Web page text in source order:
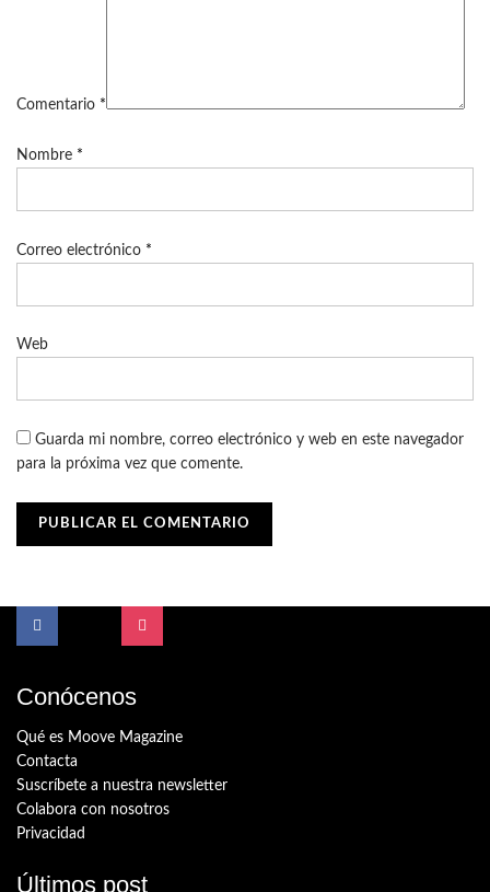
Comentario *
Nombre *
Correo electrónico *
Web
Guarda mi nombre, correo electrónico y web en este navegador
para la próxima vez que comente.
Conócenos
Qué es Moove Magazine
Contacta
Suscríbete a nuestra newsletter
Colabora con nosotros
Privacidad
Últimos post